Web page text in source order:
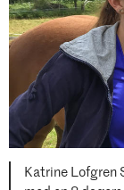
Katrine Lofgren